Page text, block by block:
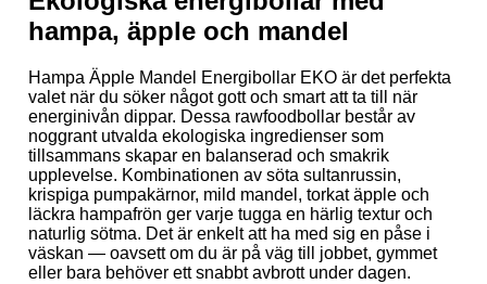
hampa, äpple och mandel
Hampa Äpple Mandel Energibollar EKO är det perfekta
valet när du söker något gott och smart att ta till när
energinivån dippar. Dessa rawfoodbollar består av
noggrant utvalda ekologiska ingredienser som
tillsammans skapar en balanserad och smakrik
upplevelse. Kombinationen av söta sultanrussin,
krispiga pumpakärnor, mild mandel, torkat äpple och
läckra hampafrön ger varje tugga en härlig textur och
naturlig sötma. Det är enkelt att ha med sig en påse i
väskan — oavsett om du är på väg till jobbet, gymmet
eller bara behöver ett snabbt avbrott under dagen.